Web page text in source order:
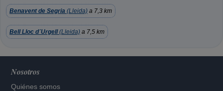
Benavent de Segria (Lleida) a 7,3 km
Bell Lloc d´Urgell(Lleida) a 7,5 km
Nosotros
Quiénes somos